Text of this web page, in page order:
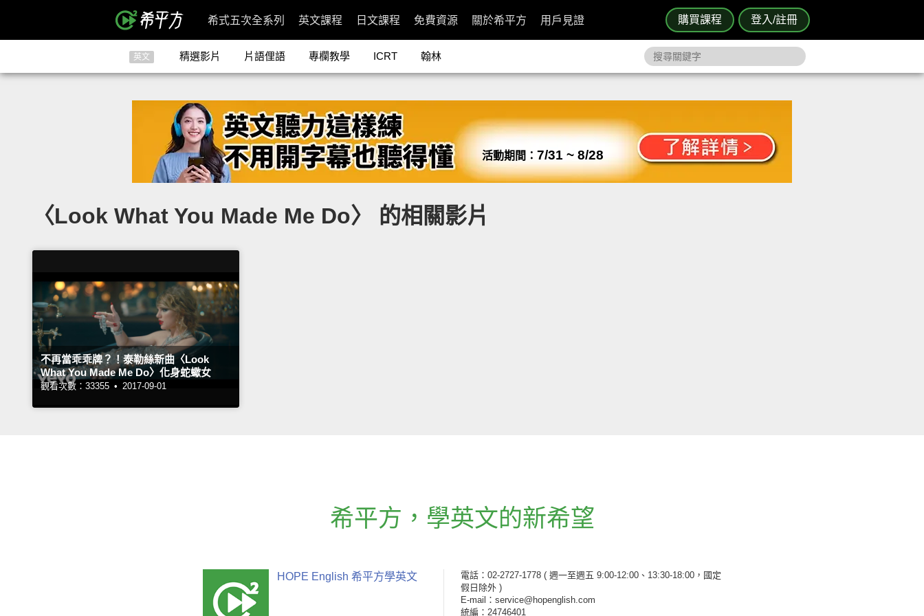
購買課程 登入/註冊
希式五次全系列 英文課程 日文課程 免費資源 關於希平方 用戶見證
英文 精選影片 片語俚語 專欄教學 ICRT 翰林
活動期間： 7/31 ~ 8/28
〈Look What You Made Me Do〉 的相關影片
不再當乖乖牌？！泰勒絲新曲〈Look
What You Made Me Do〉化身蛇蠍女
觀看次數：33355 • 2017-09-01
希平方 ， 學英文的新希望
HOPE English 希平方學英文 電話：02-2727-1778 ( 週一至週五 9:00-12:00、13:30-18:00，國定
假日除外 )
E-mail：service@hopenglish.com
統編：24746401